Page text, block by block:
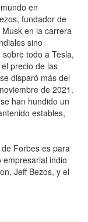
en
fundador de
en la carrera
sino
todo a Tesla,
precio de las
disparó más del
de 2021.
han hundido un
estables,
Forbes es para
indio
Jeff Bezos, y el